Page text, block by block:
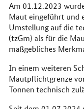
Am 01.12.2023
Maut eingeführt und
Umstellung auf die
(tzGm) als für die
maßgebliches
In einem weiteren
Mautpflichtgrenze
Tonnen technisch